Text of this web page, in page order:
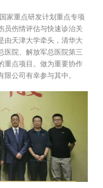
家重点研发计划重点专项
员伤情评估与快速诊治关
由天津大学牵头，清华大
医院、解放军总医院第三
重点项目。做为重要协作
公司有幸参与其中。